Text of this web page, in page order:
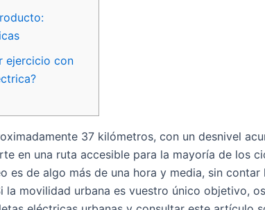
ejercicio con
37 kilómetros, con un desnivel
en una ruta accesible para la mayoría de los
es de algo más de una hora y media, sin contar
la movilidad urbana es vuestro único objetivo, os